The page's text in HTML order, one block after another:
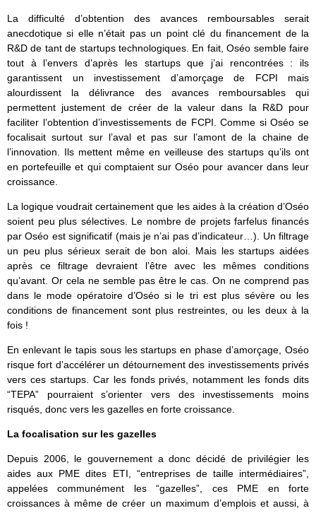
La difficulté d’obtention des avances remboursables serait
anecdotique si elle n’était pas un point clé du financement de la
R&D de tant de startups technologiques. En fait, Oséo semble faire
tout à l’envers d’après les startups que j’ai rencontrées : ils
garantissent un investissement d’amorçage de FCPI mais
alourdissent la délivrance des avances remboursables qui
permettent justement de créer de la valeur dans la R&D pour
faciliter l’obtention d’investissements de FCPI. Comme si Oséo se
focalisait surtout sur l’aval et pas sur l’amont de la chaine de
l’innovation. Ils mettent même en veilleuse des startups qu’ils ont
en portefeuille et qui comptaient sur Oséo pour avancer dans leur
croissance.
La logique voudrait certainement que les aides à la création d’Oséo
soient peu plus sélectives. Le nombre de projets farfelus financés
par Oséo est significatif (mais je n’ai pas d’indicateur…). Un filtrage
un peu plus sérieux serait de bon aloi. Mais les startups aidées
après ce filtrage devraient l’être avec les mêmes conditions
qu’avant. Or cela ne semble pas être le cas. On ne comprend pas
dans le mode opératoire d’Oséo si le tri est plus sévère ou les
conditions de financement sont plus restreintes, ou les deux à la
fois !
En enlevant le tapis sous les startups en phase d’amorçage, Oséo
risque fort d’accélérer un détournement des investissements privés
vers ces startups. Car les fonds privés, notamment les fonds dits
“TEPA” pourraient s’orienter vers des investissements moins
risqués, donc vers les gazelles en forte croissance.
La focalisation sur les gazelles
Depuis 2006, le gouvernement a donc décidé de privilégier les
aides aux PME dites ETI, “entreprises de taille intermédiaires”,
appelées communément les “gazelles”, ces PME en forte
croissances à même de créer un maximum d’emplois et aussi, à